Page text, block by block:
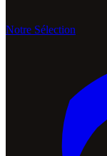
Notre Sélection